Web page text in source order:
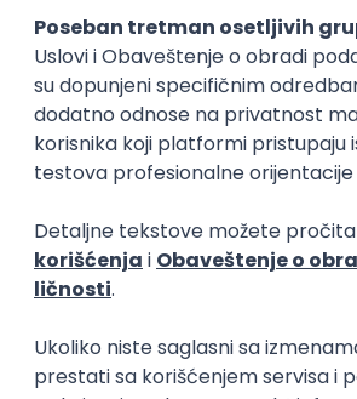
još 12 dana
Beograd | Hibrid
PHP (Laravel) developer
još 12 dana
Beograd